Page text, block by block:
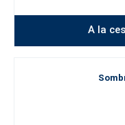
A la